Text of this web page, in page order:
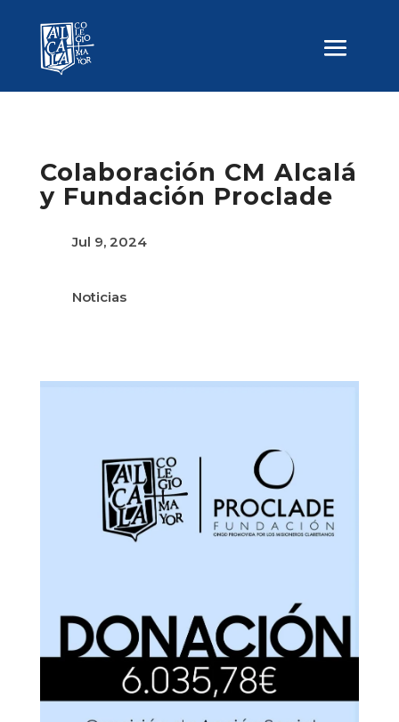
Colaboración CM Alcalá
y Fundación Proclade
Jul 9, 2024
Noticias